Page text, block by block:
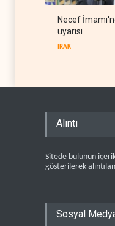
Necef
uyarısı
IRAK
Alıntı
Sitede bulunun
gösterilerek
Sosyal